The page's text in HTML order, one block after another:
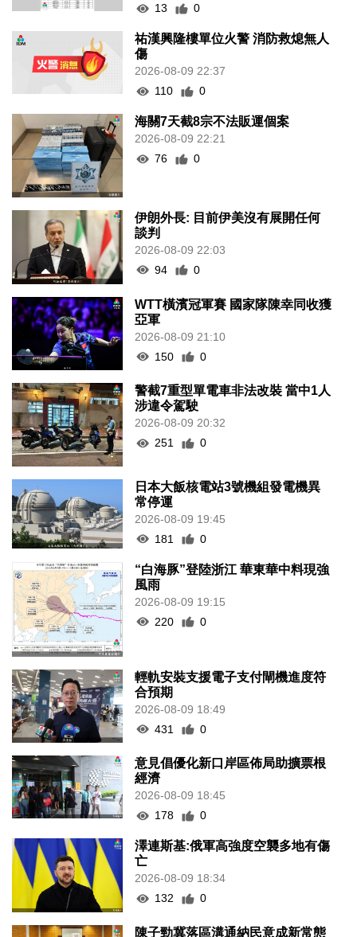
13
0
祐漢興隆樓單位火警 消防救熄無人
傷
2026-08-09 22:37
110
0
海關7天截8宗不法販運個案
2026-08-09 22:21
76
0
伊朗外長: 目前伊美沒有展開任何
談判
2026-08-09 22:03
94
0
WTT橫濱冠軍賽 國家隊陳幸同收獲
亞軍
2026-08-09 21:10
150
0
警截7重型單電車非法改裝 當中1人
涉違令駕駛
2026-08-09 20:32
251
0
日本大飯核電站3號機組發電機異
常停運
2026-08-09 19:45
181
0
“白海豚”登陸浙江 華東華中料現強
風雨
2026-08-09 19:15
220
0
輕軌安裝支援電子支付閘機進度符
合預期
2026-08-09 18:49
431
0
意見倡優化新口岸區佈局助擴票根
經濟
2026-08-09 18:45
178
0
澤連斯基:俄軍高強度空襲多地有傷
亡
2026-08-09 18:34
132
0
陳子勁冀落區溝通納民意成新常態